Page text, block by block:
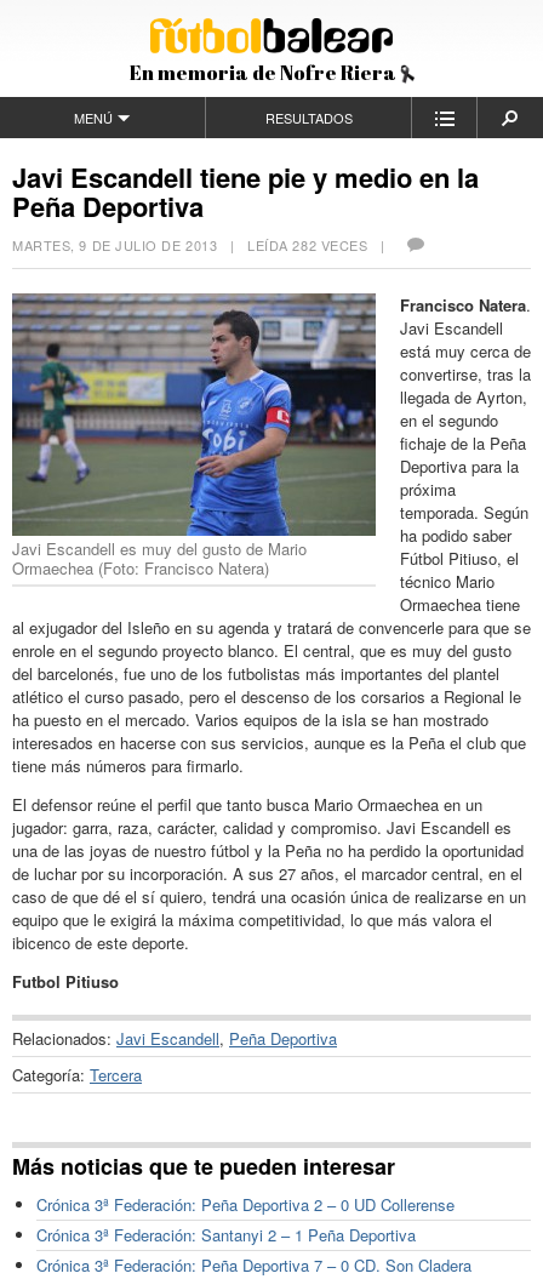
En memoria de Nofre Riera
MENÚ RESULTADOS
Javi Escandell tiene pie y medio en la
Peña Deportiva
MARTES, 9 DE JULIO DE 2013 | LEÍDA 282 VECES |
Javi Escandell es muy del gusto de Mario
Ormaechea (Foto: Francisco Natera)
Francisco Natera.
Javi Escandell
está muy cerca de
convertirse, tras la
llegada de Ayrton,
en el segundo
fichaje de la Peña
Deportiva para la
próxima
temporada. Según
ha podido saber
Fútbol Pitiuso, el
técnico Mario
Ormaechea tiene
al exjugador del Isleño en su agenda y tratará de convencerle para que se
enrole en el segundo proyecto blanco. El central, que es muy del gusto
del barcelonés, fue uno de los futbolistas más importantes del plantel
atlético el curso pasado, pero el descenso de los corsarios a Regional le
ha puesto en el mercado. Varios equipos de la isla se han mostrado
interesados en hacerse con sus servicios, aunque es la Peña el club que
tiene más números para firmarlo.
El defensor reúne el perfil que tanto busca Mario Ormaechea en un
jugador: garra, raza, carácter, calidad y compromiso. Javi Escandell es
una de las joyas de nuestro fútbol y la Peña no ha perdido la oportunidad
de luchar por su incorporación. A sus 27 años, el marcador central, en el
caso de que dé el sí quiero, tendrá una ocasión única de realizarse en un
equipo que le exigirá la máxima competitividad, lo que más valora el
ibicenco de este deporte.
Futbol Pitiuso
Relacionados: Javi Escandell, Peña Deportiva
Categoría: Tercera
Más noticias que te pueden interesar
Crónica 3ª Federación: Peña Deportiva 2 – 0 UD Collerense
Crónica 3ª Federación: Santanyi 2 – 1 Peña Deportiva
Crónica 3ª Federación: Peña Deportiva 7 – 0 CD. Son Cladera